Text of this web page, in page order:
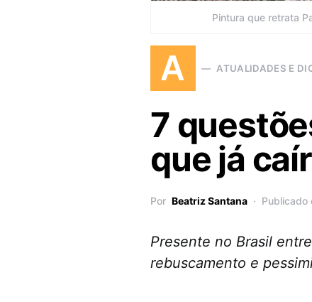
Pintura que retrata
A ATUALIDADES E
7
que já
Por Beatriz Santana Publicado
Presente no Brasil
rebuscamento e